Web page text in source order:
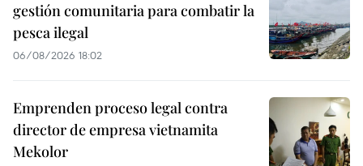
gestión comunitaria para combatir la
pesca ilegal
06/08/2026 18:02
Emprenden proceso legal contra
director de empresa vietnamita
Mekolor